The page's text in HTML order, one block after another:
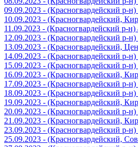
09.09.2023 - (Красногвардейский р-
10.09.2023 - (Красногвардейский,
11.09.2023 - (Красногвардейский р-
12.09.2023 - (Красногвардейский р-
13.09.2023 - (Красногвардейский,
14.09.2023 - (Красногвардейский р-
15.09.2023 - (Красногвардейский р-
16.09.2023 - (Красногвардейский,
17.09.2023 - (Красногвардейский р-
18.09.2023 - (Красногвардейский р-
19.09.2023 - (Красногвардейский,
20.09.2023 - (Красногвардейский р-
21.09.2023 - (Красногвардейский,
23.09.2023 - (Красногвардейский р-
25.09.2023 - (Красногвардейский,